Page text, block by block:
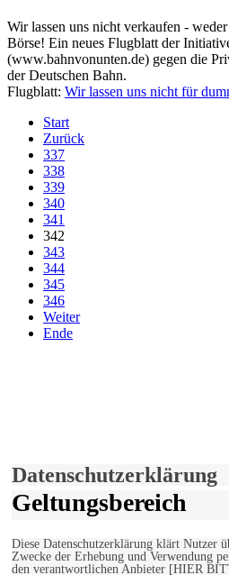
Wir lassen uns nicht verkaufen -
Börse! Ein neues Flugblatt der
(www.bahnvonunten.de) gegen die
der Deutschen Bahn.
Flugblatt: Wir lassen uns nicht für
Start
Zurück
337
338
339
340
341
342
343
344
345
346
Weiter
Ende
Datenschutzerklärung
Geltungsbereich
Diese Datenschutzerklärung klärt Nutzer
Zwecke der Erhebung und Verwendung
den verantwortlichen Anbieter [HIER